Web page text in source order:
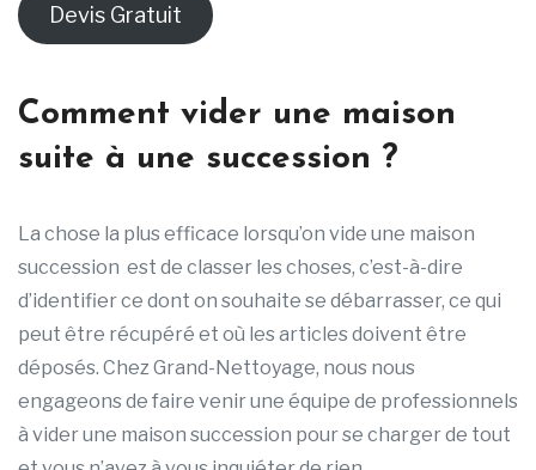
Devis Gratuit
Comment vider une maison
suite à une succession ?
La chose la plus efficace lorsqu’on vide une maison
succession est de classer les choses, c’est-à-dire
d’identifier ce dont on souhaite se débarrasser, ce qui
peut être récupéré et où les articles doivent être
déposés. Chez Grand-Nettoyage, nous nous
engageons de faire venir une équipe de professionnels
à vider une maison succession pour se charger de tout